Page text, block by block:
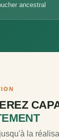
ancestral
la